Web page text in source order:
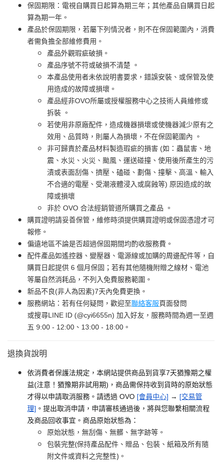
保固期限：電視自購買日起算為期三年；其他產品自購買日起
算為期一年。
產品於保固期限，若屬下列情況者，則不在保固範圍內，消費
者需負擔全部維修費用。
產品外觀瑕疵破損。
產品序號不符或破損不清楚 。
本產品使用者未依說明書要求，錯誤安裝、或保管及使
用造成的故障或損壞。
產品經非OVO所屬或授權服務中心之技術人員維修或
拆裝 。
若使用非原廠配件，造成機器損壞或使機器減少原有之
效用、品質時，則屬人為損壞，不在保固範圍內 。
非可歸責於產品材料製造瑕疵的損害 (如：蟲鼠害、地
震、水災、火災、颱風、運送碰撞、使用後所產生的污
漬或表面刮傷、擠壓、磕碰、劃傷、撞擊、高溫、輸入
不合適的電壓、受潮液體浸入或腐蝕等) 原因造成的故
障或損壞
非於 OVO 合法經銷管道所購買之產品 。
購買證明請妥善保管，維修時須提供購買證明或保固憑證才可
報修。
偏遠地區不論是否超過保固期間均酌收服務費。
配件產品如遙控器、變壓器、電源線或加購的周邊配件等，自
購買日起提供 6 個月保固；若有其他隨機附贈之線材、電池
等屬自然消耗品，不列入免費服務範圍。
新品不良(非人為因素)7天內免費更換。
服務網站：若有任何疑問，歡迎至聯絡客服頁面發問
或搜尋LINE ID (@cyi6655n) 加入好友，服務時間為週一至週
五 9:00 - 12:00、13:00 - 18:00。
退換貨說明
依消費者保護法規定，本網站提供商品到貨享7天猶豫期之權
益(注意！猶豫期非試用期)，商品需保持收到貨時的原始狀態
才得以申請取消服務。請透過 OVO [會員中心] → [交易管
理] 。提出取消申請，申請審核通過後，將與您聯繫相關流程
及商品回收事宜。商品原始狀態為：
原始狀態，無刮傷、無髒、無字跡等。
包裝完整(保持產品配件、贈品、包裝、紙箱及所有隨
附文件或資料之完整性)。